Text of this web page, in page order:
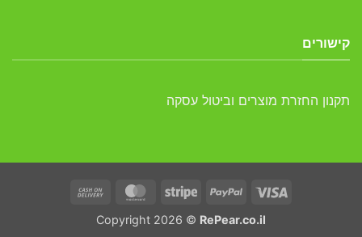
קישורים
תקנון החזרת מוצרים וביטול עסקה
Visa
PayPal
Stripe
MasterCard
Copyright 2026 © RePear.co.il